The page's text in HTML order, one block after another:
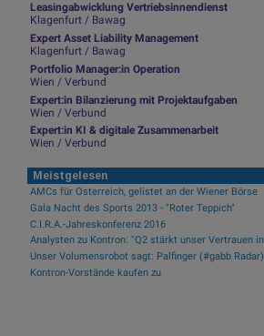
Leasingabwicklung Vertriebsinnendienst
Klagenfurt / Bawag
Expert Asset Liability Management
Klagenfurt / Bawag
Portfolio Manager:in Operation
Wien / Verbund
Expert:in Bilanzierung mit Projektaufgaben
Wien / Verbund
Expert:in KI & digitale Zusammenarbeit
Wien / Verbund
Meistgelesen
AMCs für Österreich, gelistet an der Wiener Börse
Gala Nacht des Sports 2013 - "Roter Teppich"
C.I.R.A.-Jahreskonferenz 2016
Unser Volumensrobot sagt: Palfinger (#gabb Radar)
Kontron-Vorstände kaufen zu